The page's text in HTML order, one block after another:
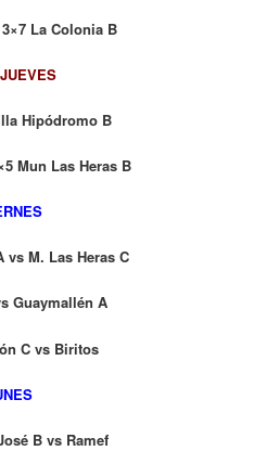
La Colonia B
Hipódromo B
Mun Las Heras B
vs M. Las Heras C
Guaymallén A
C vs Biritos
B vs Ramef